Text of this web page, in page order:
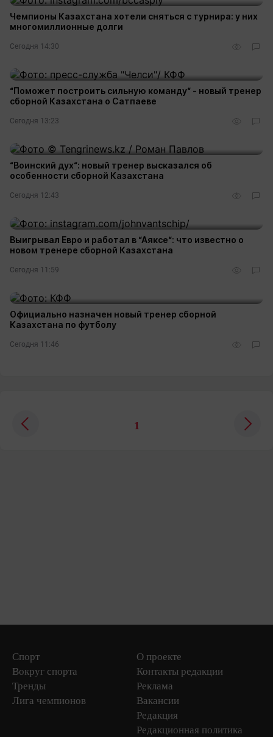
Чемпионы Казахстана хотели сняться с турнира: у них
многомиллионные долги
Сегодня 14:30
“Поможет построить сильную команду“ - новый тренер
сборной Казахстана о Сатпаеве
Сегодня 13:23
“Воинский дух“: новый тренер высказался об
особенности сборной Казахстана
Сегодня 12:43
Выигрывал Евро и работал в “Аяксе“: что известно о
новом тренере сборной Казахстана
Сегодня 11:59
Официально назначен новый тренер сборной
Казахстана по футболу
Сегодня 11:46
1
Спорт
Вокруг спорта
Тренды
Лига чемпионов
О проекте
Контакты редакции
Реклама
Вакансии
Редакция
Редакционная политика